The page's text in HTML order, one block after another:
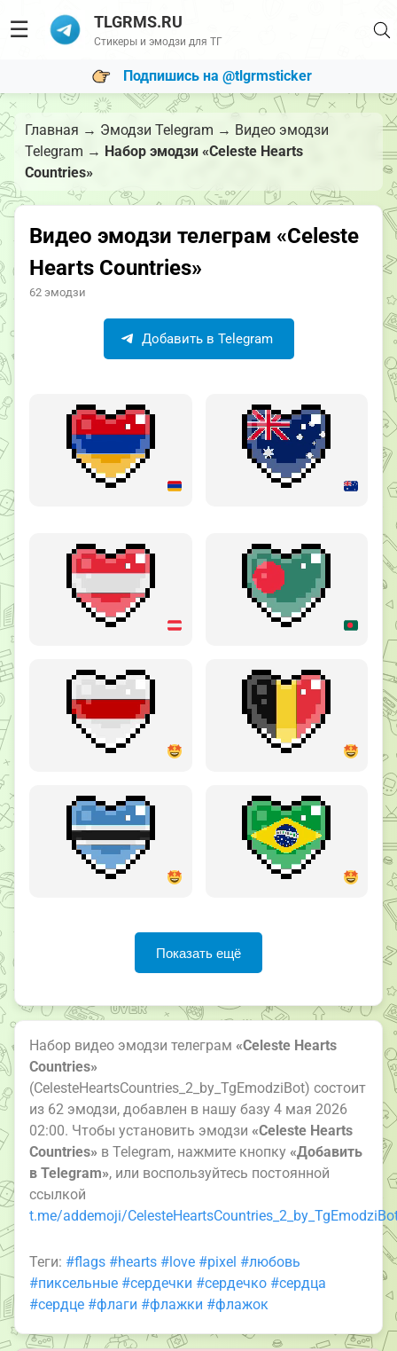
☰ TLGRMS.RU
Стикеры и эмодзи для ТГ
Подпишись на @tlgrmsticker
Главная → Эмодзи Telegram → Видео эмодзи
Telegram → Набор эмодзи «Celeste Hearts
Countries»
Видео эмодзи телеграм «Celeste
Hearts Countries»
62 эмодзи
Добавить в Telegram
Показать ещё
Набор видео эмодзи телеграм «Celeste Hearts
Countries»
(CelesteHeartsCountries_2_by_TgEmodziBot) состоит
из 62 эмодзи, добавлен в нашу базу 4 мая 2026
02:00. Чтобы установить эмодзи «Celeste Hearts
Countries» в Telegram, нажмите кнопку «Добавить
в Telegram», или воспользуйтесь постоянной
ссылкой
t.me/addemoji/
Теги: #flags #hearts #love #pixel #любовь
#пиксельные #сердечки #сердечко #сердца
#сердце #флаги #флажки #флажок